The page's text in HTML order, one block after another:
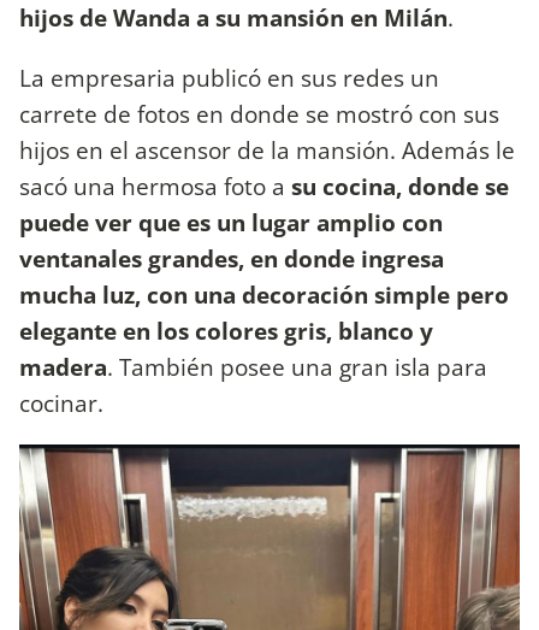
hijos de Wanda a su mansión en Milán.
La empresaria publicó en sus redes un
carrete de fotos en donde se mostró con sus
hijos en el ascensor de la mansión. Además le
sacó una hermosa foto a su cocina, donde se
puede ver que es un lugar amplio con
ventanales grandes, en donde ingresa
mucha luz, con una decoración simple pero
elegante en los colores gris, blanco y
madera. También posee una gran isla para
cocinar.